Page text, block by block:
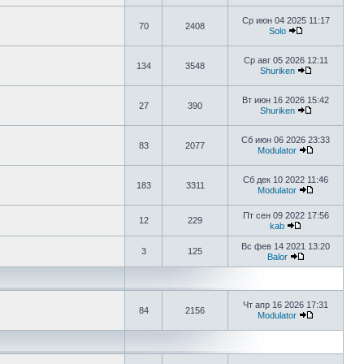
70 2408
Ср июн 04 2025 11:17
Solo
134 3548
Ср авг 05 2026 12:11
Shuriken
27 390
Вт июн 16 2026 15:42
Shuriken
83 2077
Сб июн 06 2026 23:33
Modulator
183 3311
Сб дек 10 2022 11:46
Modulator
12 229
Пт сен 09 2022 17:56
kab
3 125
Вс фев 14 2021 13:20
Balor
84 2156
Чт апр 16 2026 17:31
Modulator